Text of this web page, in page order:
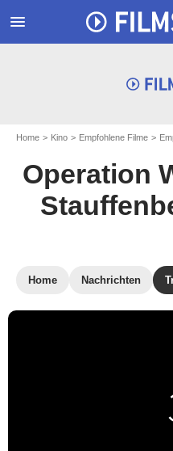
menu
Home Kino Empfohlene Filme
Operation
Home Nachrichten